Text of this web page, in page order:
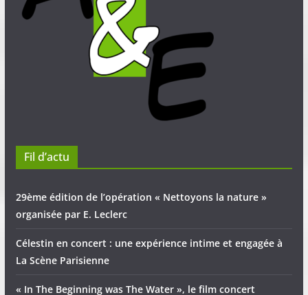
Fil d’actu
29ème édition de l’opération « Nettoyons la nature »
organisée par E. Leclerc
Célestin en concert : une expérience intime et engagée à
La Scène Parisienne
« In The Beginning was The Water », le film concert